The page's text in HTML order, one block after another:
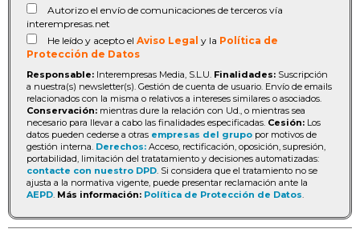
Autorizo el envío de comunicaciones de terceros vía
interempresas.net
He leído y acepto el Aviso Legal y la Política de
Protección de Datos
Responsable: Interempresas Media, S.L.U. Finalidades: Suscripción
a nuestra(s) newsletter(s). Gestión de cuenta de usuario. Envío de emails
relacionados con la misma o relativos a intereses similares o asociados.
Conservación: mientras dure la relación con Ud., o mientras sea
necesario para llevar a cabo las finalidades especificadas. Cesión: Los
datos pueden cederse a otras empresas del grupo por motivos de
gestión interna. Derechos: Acceso, rectificación, oposición, supresión,
portabilidad, limitación del tratatamiento y decisiones automatizadas:
contacte con nuestro DPD . Si considera que el tratamiento no se
ajusta a la normativa vigente, puede presentar reclamación ante la
AEPD Más información: Política de Protección de Datos